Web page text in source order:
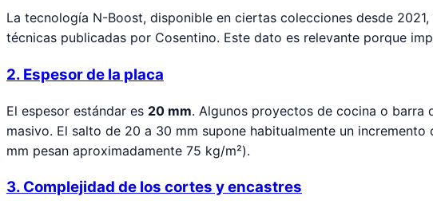
La tecnología N-Boost, disponible en ciertas colecciones desde
técnicas publicadas por Cosentino. Este dato es relevante porque
2. Espesor de la placa
El espesor estándar es 20 mm. Algunos proyectos de cocina o barra
masivo. El salto de 20 a 30 mm supone habitualmente un incremento
mm pesan aproximadamente 75 kg/m²).
3. Complejidad de los cortes y encastres